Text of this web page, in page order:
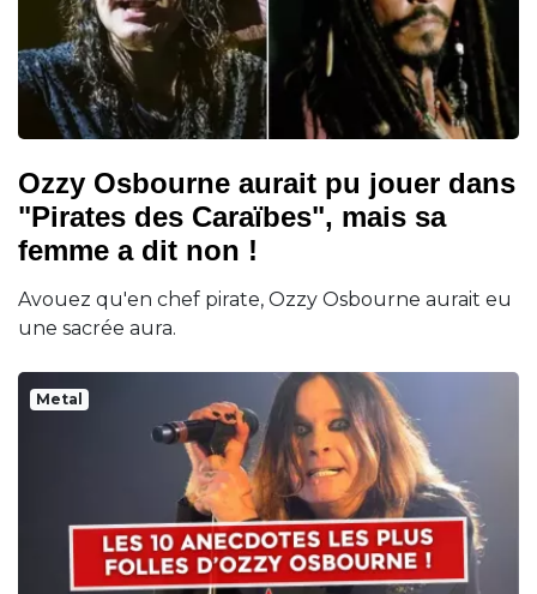
Ozzy Osbourne aurait pu jouer dans
"Pirates des Caraïbes", mais sa
femme a dit non !
Avouez qu'en chef pirate, Ozzy Osbourne aurait eu
une sacrée aura.
Metal